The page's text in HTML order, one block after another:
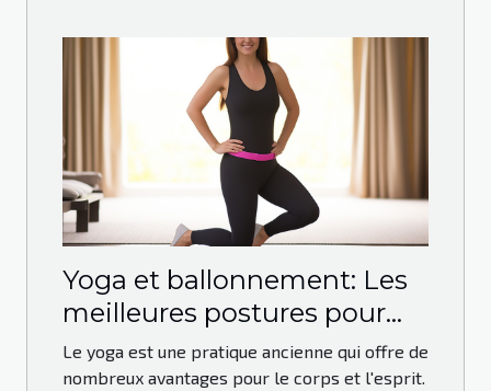
Yoga et ballonnement: Les
meilleures postures pour
soulager le ventre gonflé
Le yoga est une pratique ancienne qui offre de
nombreux avantages pour le corps et l'esprit.